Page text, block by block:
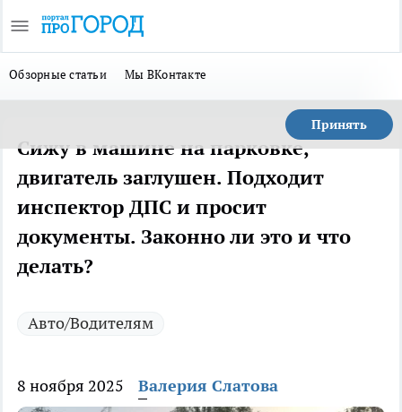
Обзорные статьи Мы ВКонтакте
Принять
Сижу в машине на парковке,
двигатель заглушен. Подходит
инспектор ДПС и просит
документы. Законно ли это и что
делать?
Авто/Водителям
8 ноября 2025 Валерия Слатова